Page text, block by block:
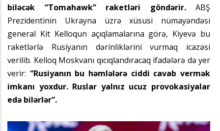
biləcək “Tomahawk” raketləri göndərir.ABŞ
Prezidentinin Ukrayna üzrə xüsusi nümayəndəsi
general Kit Kelloqun açıqlamalarına görə, Kiyevə bu
raketlərlə Rusiyanın dərinliklərini vurmaq icazəsi
verilib. Kelloq Moskvanı qıcıqlandıracaq ifadələrə də yer
verir: “Rusiyanın bu həmlələrə ciddi cavab vermək
imkanı yoxdur. Ruslar yalnız ucuz provokasiyalar
edə bilərlər”.